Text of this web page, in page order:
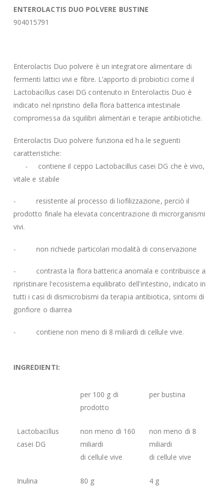
ENTEROLACTIS DUO POLVERE BUSTINE
904015791
Enterolactis Duo polvere è un integratore alimentare di
fermenti lattici vivi e fibre. L’apporto di probiotici come il
Lactobacillus casei DG contenuto in Enterolactis Duo è
indicato nel ripristino della flora batterica intestinale
compromessa da squilibri alimentari e terapie antibiotiche.
Enterolactis Duo polvere funziona ed ha le seguenti
caratteristiche:
- contiene il ceppo Lactobacillus casei DG che è vivo,
vitale e stabile
- resistente al processo di liofilizzazione, perciò il
prodotto finale ha elevata concentrazione di microrganismi
vivi.
- non richiede particolari modalità di conservazione
- contrasta la flora batterica anomala e contribuisce a
ripristinare l'ecosistema equilibrato dell'intestino, indicato in
tutti i casi di dismicrobismi da terapia antibiotica, sintomi di
gonfiore o diarrea
- contiene non meno di 8 miliardi di cellule vive.
INGREDIENTI:
per 100 g di
prodotto
per bustina
Lactobacillus
casei DG
non meno di 160
miliardi
di cellule vive
non meno di 8
miliardi
di cellule vive
Inulina 80 g 4 g